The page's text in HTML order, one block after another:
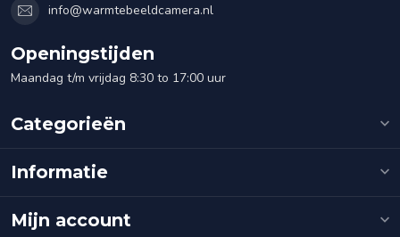
info@warmtebeeldcamera.nl
Openingstijden
Maandag t/m vrijdag 8:30 to 17:00 uur
Categorieën
Informatie
Mijn account